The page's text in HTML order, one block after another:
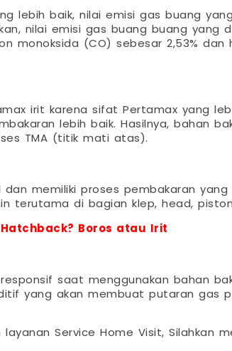
lebih baik, nilai emisi gas buang
nilai emisi gas buang buang yang
monoksida (CO) sebesar 2,53% dan
irit karena sifat Pertamax yang
lebih baik. Hasilnya, bahan
TMA (titik mati atas).
memiliki proses pembakaran
terutama di bagian klep, head,
Hatchback? Boros atau Irit
saat menggunakan bahan
yang akan membuat putaran gas
Service Home Visit, Silahkan